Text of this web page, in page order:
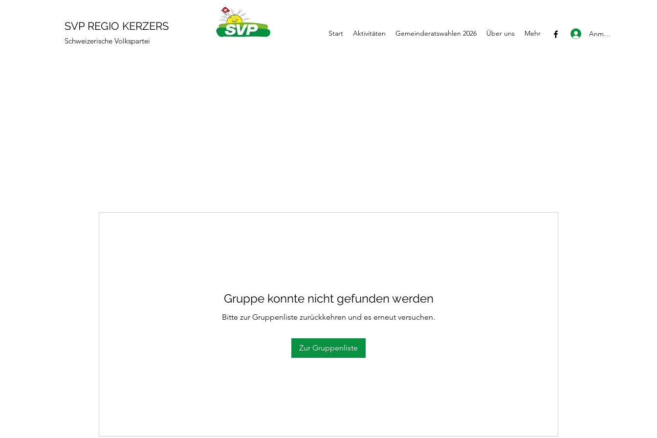
SVP REGIO KERZERS
Schweizerische Volkspartei
Start Aktivitäten Gemeinderatswahlen 2026 Über uns Mehr Anmelden
Gruppe konnte nicht gefunden werden
Bitte zur Gruppenliste zurückkehren und es erneut versuchen.
Zur Gruppenliste